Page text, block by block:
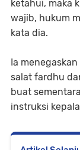
ketahui, maka
wajib, hukum
kata dia.
Ia
salat fardhu
buat
instruksi